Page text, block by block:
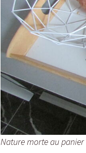
Nature morte au